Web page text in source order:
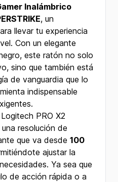
Inalámbrico
, un
llevar tu experiencia
Con un elegante
este ratón no solo
sino que también está
de vanguardia que lo
indispensable
PRO X2
resolución de
que va desde 100
ajustar la
Ya sea que
de acción rápida o a